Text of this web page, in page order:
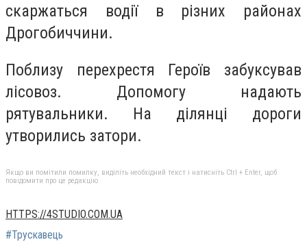
скаржаться водії в різних районах
Дрогобиччини.
Поблизу перехрестя Героїв забуксував
лісовоз. Допомогу надають
рятувальники. На ділянці дороги
утворились затори.
Якщо ви помітили помилку, виділіть необхідний текст і натисніть Ctrl + Enter, щоб
повідомити про це редакцію
HTTPS://4STUDIO.COM.UA
#Трускавець